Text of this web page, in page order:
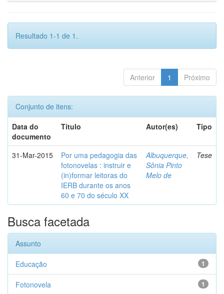
Resultado 1-1 de 1.
Anterior 1 Próximo
Conjunto de itens:
Data do
documento
Título Autor(es) Tipo
31-Mar-2015
Por uma pedagogia das
fotonovelas : instruir e
(in)formar leitoras do
IERB durante os anos
60 e 70 do século XX
Albuquerque,
Sônia Pinto
Melo de
Tese
Busca facetada
Assunto
1
Educação
1
Fotonovela